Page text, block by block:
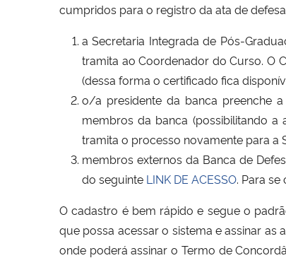
cumpridos para o registro da ata de
a Secretaria Integrada de Pós-
tramita ao Coordenador do Curso. O
(dessa forma o certificado fica
o/a presidente da banca preenche
membros da banca (possibilitando a
tramita o processo novamente para a
membros externos da Banca de
do seguinte LINK DE ACESSO. Para
O cadastro é bem rápido e segue o
que possa acessar o sistema e assinar as
onde poderá assinar o Termo de